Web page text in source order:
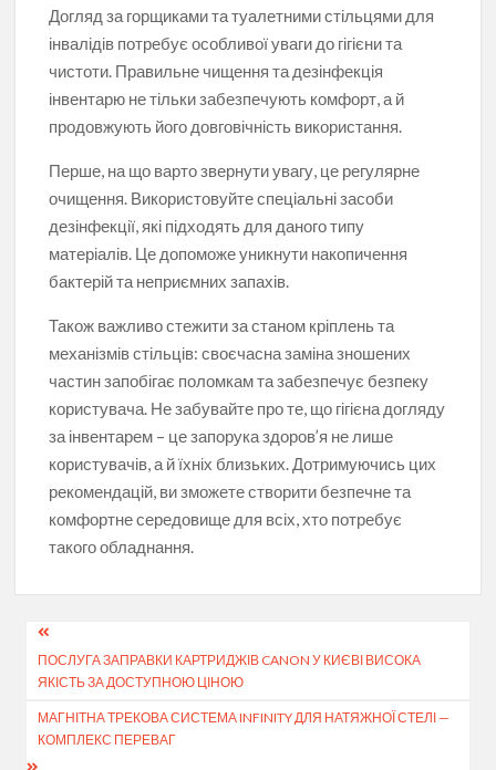
Догляд за горщиками та туалетними стільцями для
інвалідів потребує особливої уваги до гігієни та
чистоти. Правильне чищення та дезінфекція
інвентарю не тільки забезпечують комфорт, а й
продовжують його довговічність використання.
Перше, на що варто звернути увагу, це регулярне
очищення. Використовуйте спеціальні засоби
дезінфекції, які підходять для даного типу
матеріалів. Це допоможе уникнути накопичення
бактерій та неприємних запахів.
Також важливо стежити за станом кріплень та
механізмів стільців: своєчасна заміна зношених
частин запобігає поломкам та забезпечує безпеку
користувача. Не забувайте про те, що гігієна догляду
за інвентарем – це запорука здоров’я не лише
користувачів, а й їхніх близьких. Дотримуючись цих
рекомендацій, ви зможете створити безпечне та
комфортне середовище для всіх, хто потребує
такого обладнання.
Навігація
записів
ПОСЛУГА ЗАПРАВКИ КАРТРИДЖІВ CANON У КИЄВІ ВИСОКА
ЯКІСТЬ ЗА ДОСТУПНОЮ ЦІНОЮ
МАГНІТНА ТРЕКОВА СИСТЕМА INFINITY ДЛЯ НАТЯЖНОЇ СТЕЛІ —
КОМПЛЕКС ПЕРЕВАГ